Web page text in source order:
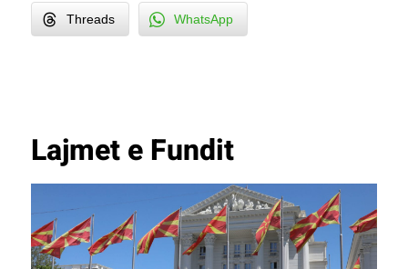
Threads WhatsApp
Lajmet e Fundit